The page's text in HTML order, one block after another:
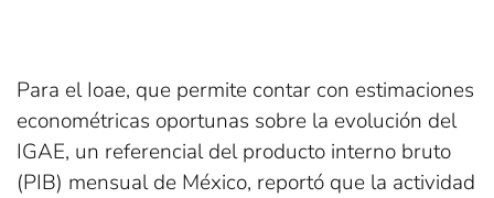
Para el Ioae, que permite contar con estimaciones
econométricas oportunas sobre la evolución del
IGAE, un referencial del producto interno bruto
(PIB) mensual de México, reportó que la actividad